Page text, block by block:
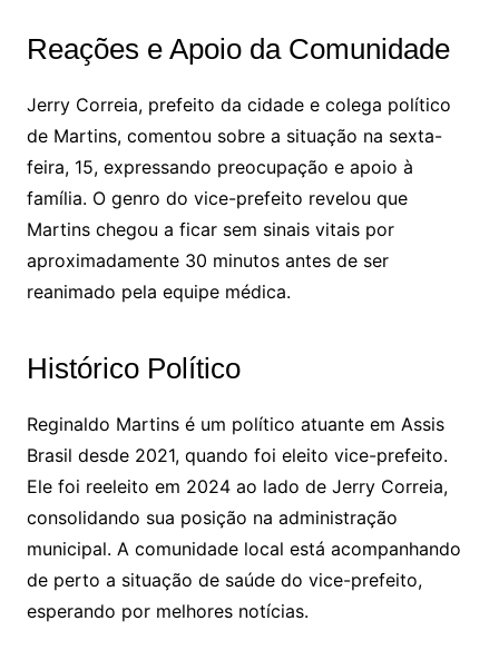
Reações e Apoio da Comunidade
Jerry Correia, prefeito da cidade e colega político
de Martins, comentou sobre a situação na sexta-
feira, 15, expressando preocupação e apoio à
família. O genro do vice-prefeito revelou que
Martins chegou a ficar sem sinais vitais por
aproximadamente 30 minutos antes de ser
reanimado pela equipe médica.
Histórico Político
Reginaldo Martins é um político atuante em Assis
Brasil desde 2021, quando foi eleito vice-prefeito.
Ele foi reeleito em 2024 ao lado de Jerry Correia,
consolidando sua posição na administração
municipal. A comunidade local está acompanhando
de perto a situação de saúde do vice-prefeito,
esperando por melhores notícias.